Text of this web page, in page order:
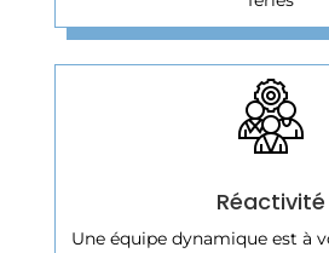
Réactivité
Une équipe dynamique est à